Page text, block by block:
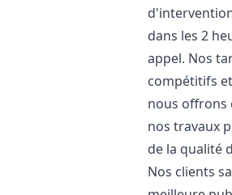
dans les 2
appel. Nos
compétitifs
nous offrons
nos travaux
de la qualité
Nos clients